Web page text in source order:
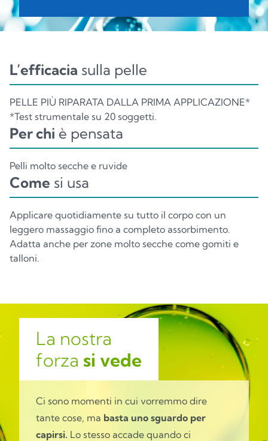
L’efficacia sulla pelle
PELLE PIÙ RIPARATA DALLA PRIMA APPLICAZIONE*
*Test strumentale su 20 soggetti.
Per chi è pensata
Pelli molto secche e ruvide
Come si usa
Applicare quotidiamente su tutto il corpo con un
leggero massaggio fino a completo assorbimento.
Adatta anche per zone molto secche come gomiti e
talloni.
La nostra
forza si vede
Ci sono momenti in cui vorremmo dire
tante cose, ma basta uno sguardo per
capirsi. Lo stesso accade quando ci